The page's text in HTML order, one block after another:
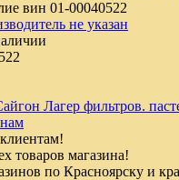
вин 01-00040522
не указан
Лагер фильтров.
товаров магазина!
по Красноярску и